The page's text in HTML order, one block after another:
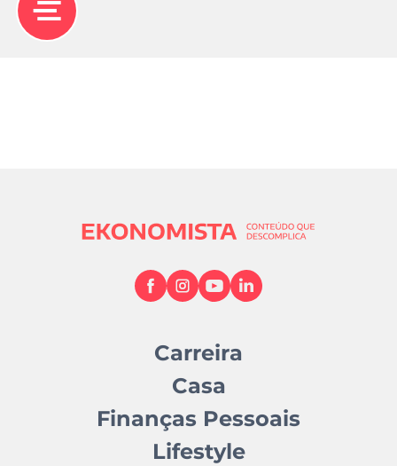
Carreira
Casa
Finanças Pessoais
Lifestyle